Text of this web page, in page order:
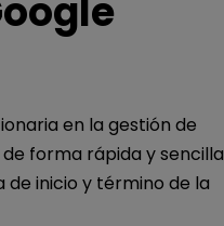
en la gestión de
forma rápida y sencilla
inicio y término de la